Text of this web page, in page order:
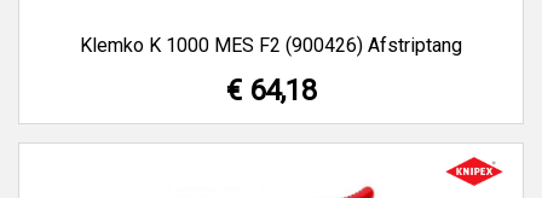
Klemko K 1000 MES F2 (900426) Afstriptang
€ 64,18